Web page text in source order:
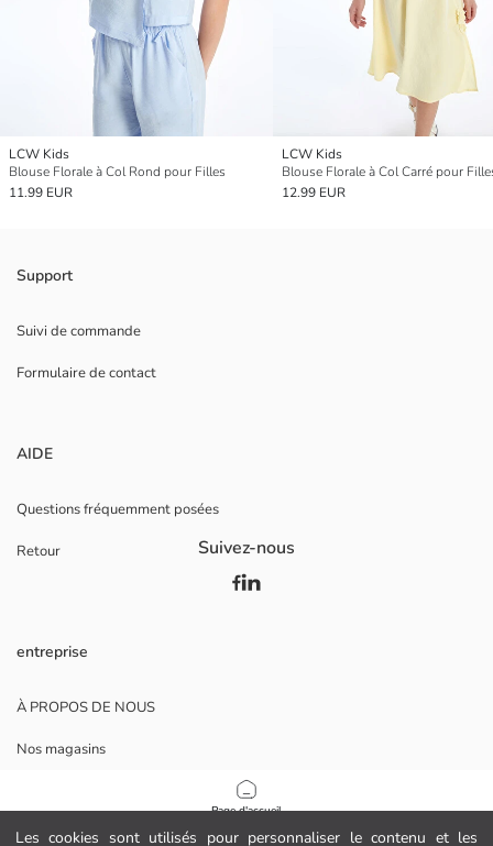
Les cookies sont utilisés pour personnaliser le contenu et les
Page d'accueil
LCW Kids
Blouse Florale à Col Rond pour Filles
11.99 EUR
LCW Kids
Blouse Florale à Col Carré pour
12.99 EUR
Support
Suivi de commande
Formulaire de contact
AIDE
Questions fréquemment posées
Retour
entreprise
À PROPOS DE NOUS
Nos magasins
Soutien aux entreprises
Suivez-nous